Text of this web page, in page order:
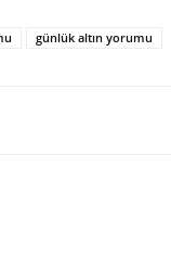
günlük altın yorumu